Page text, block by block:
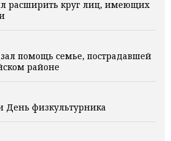
расширить круг лиц, имеющих
помощь семье, пострадавшей
районе
День физкультурника